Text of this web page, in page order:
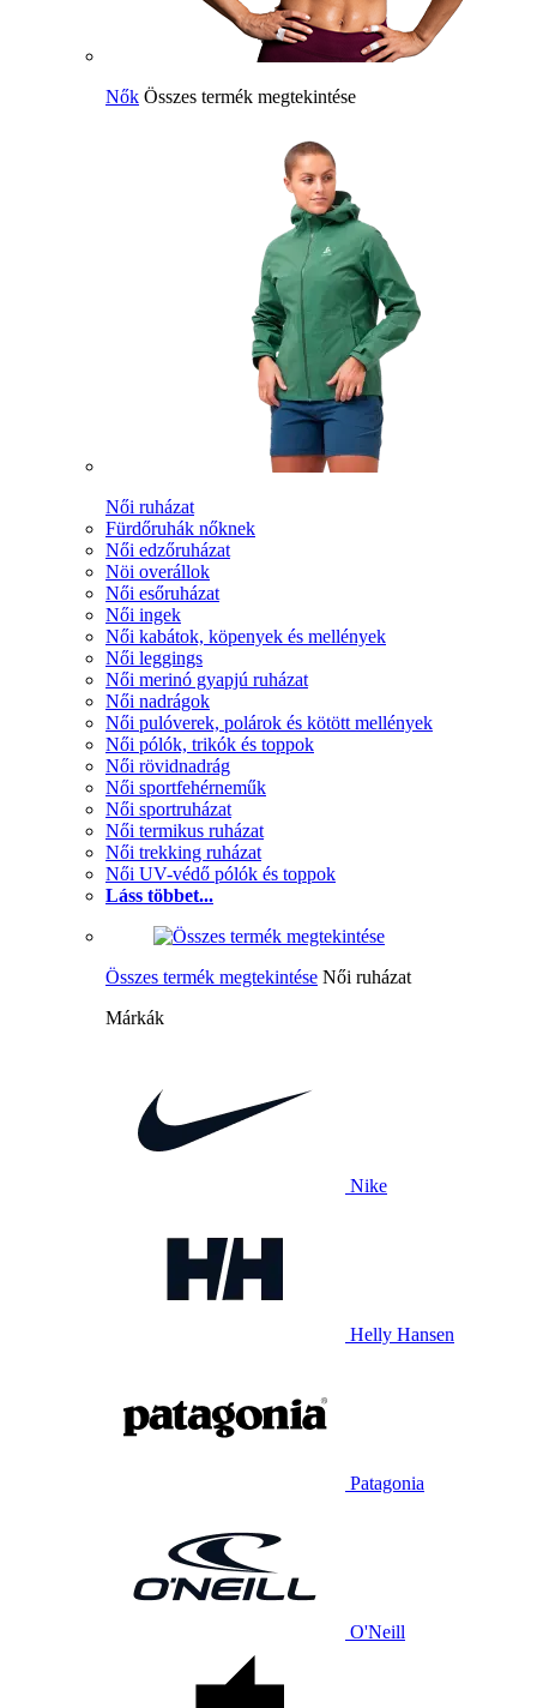
Nők Összes termék megtekintése
Női ruházat
Fürdőruhák nőknek
Női edzőruházat
Nöi overállok
Női esőruházat
Női ingek
Női kabátok, köpenyek és mellények
Női leggings
Női merinó gyapjú ruházat
Női nadrágok
Női pulóverek, polárok és kötött mellények
Női pólók, trikók és toppok
Női rövidnadrág
Női sportfehérneműk
Női sportruházat
Női termikus ruházat
Női trekking ruházat
Női UV-védő pólók és toppok
Láss többet...
Összes termék megtekintése Női ruházat
Márkák
Nike
Helly Hansen
Patagonia
O'Neill